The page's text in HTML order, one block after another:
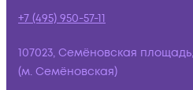
+7 (495) 950-57-11
107023, Семёновская
(м. Семёновская)